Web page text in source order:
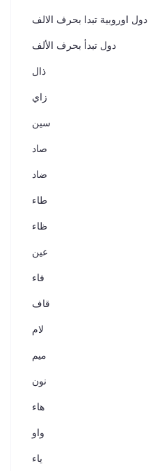
دول اوروبية تبدا بحرف الالف
دول تبدأ بحرف الألف
ذال
زاي
سين
صاد
ضاد
طاء
ظاء
عين
فاء
قاف
لام
ميم
نون
هاء
واو
ياء